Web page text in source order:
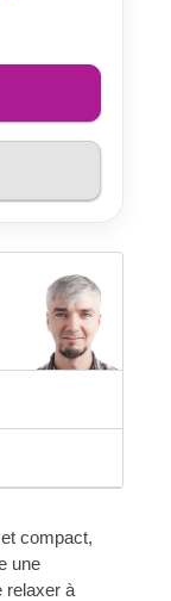
compact,
une
relaxer à